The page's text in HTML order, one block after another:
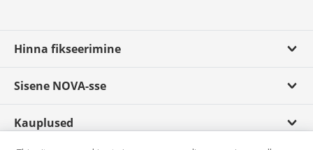
Hinna fikseerimine
Sisene NOVA-sse
Kauplused